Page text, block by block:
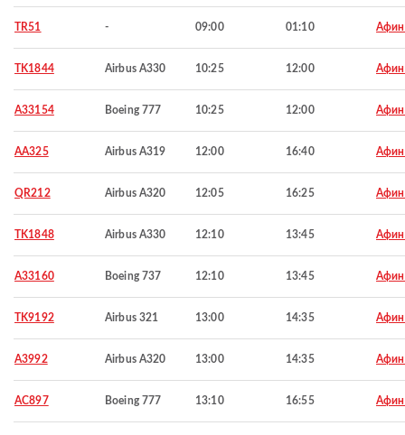
TR51 - 09:00 01:10
TK1844 Airbus A330 10:25 12:00
A33154 Boeing 777 10:25 12:00
AA325 Airbus A319 12:00 16:40
QR212 Airbus A320 12:05 16:25
TK1848 Airbus A330 12:10 13:45
A33160 Boeing 737 12:10 13:45
TK9192 Airbus 321 13:00 14:35
A3992 Airbus A320 13:00 14:35
AC897 Boeing 777 13:10 16:55